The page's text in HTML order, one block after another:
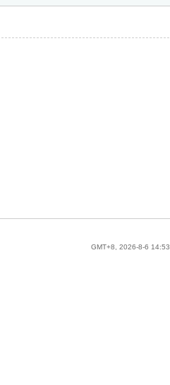
GMT+8, 2026-8-6 14:53